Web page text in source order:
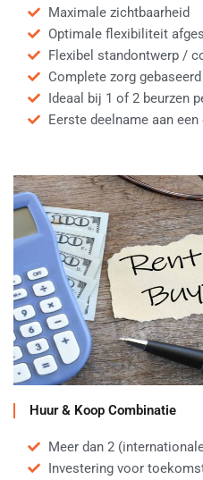
Maximale zichtbaarheid
Optimale flexibiliteit
Flexibel standontwerp /
Complete zorg
Ideaal bij 1 of 2 beurzen
Eerste deelname aan een
Huur & Koop Combinatie
Meer dan 2
Investering voor